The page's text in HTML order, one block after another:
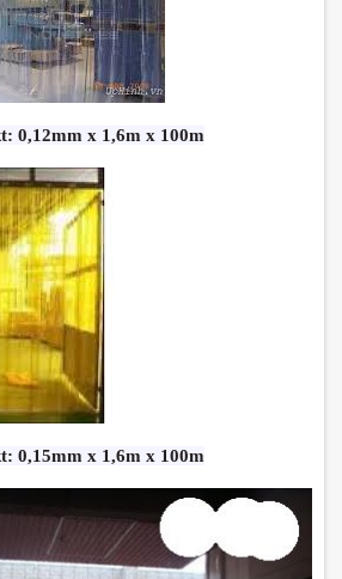
0,12mm x 1,6m x 100m
0,15mm x 1,6m x 100m